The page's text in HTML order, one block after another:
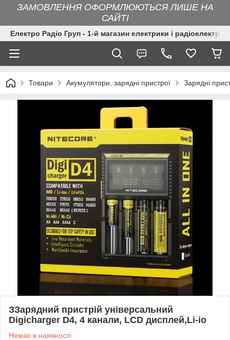
ЗАМОВЛЕННЯ ОФОРМЛЮЮТЬСЯ ЛИШЕ НА
САЙТІ
Електро Радіо Груп - 1-й магазин електрики і
Товари Акумулятори, зарядні пристрої Зарядні
ЗЗарядний пристрій універсальний
Digicharger D4, 4 канали, LCD дисплей,Li-io
Немає в наявності